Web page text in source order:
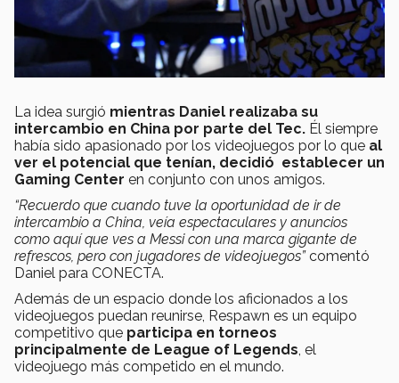
La idea surgió mientras Daniel realizaba su
intercambio en China por parte del Tec. Él siempre
había sido apasionado por los videojuegos por lo que al
ver el potencial que tenían, decidió establecer un
Gaming Center en conjunto con unos amigos.
“Recuerdo que cuando tuve la oportunidad de ir de
intercambio a China, veía espectaculares y anuncios
como aquí que ves a Messi con una marca gigante de
refrescos, pero con jugadores de videojuegos”comentó
Daniel para CONECTA.
Además de un espacio donde los aficionados a los
videojuegos puedan reunirse, Respawn es un equipo
competitivo que participa en torneos
principalmente de League of Legends, el
videojuego más competido en el mundo.